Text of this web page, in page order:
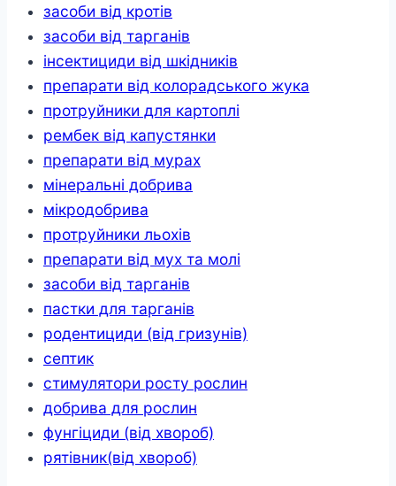
засоби від кротів
засоби від тарганів
інсектициди від шкідників
препарати від колорадського жука
протруйники для картоплі
рембек від капустянки
препарати від мурах
мінеральні добрива
мікродобрива
протруйники льохів
препарати від мух та молі
засоби від тарганів
пастки для тарганів
родентициди (від гризунів)
септик
стимулятори росту рослин
добрива для рослин
фунгіциди (від хвороб)
рятівник(від хвороб)